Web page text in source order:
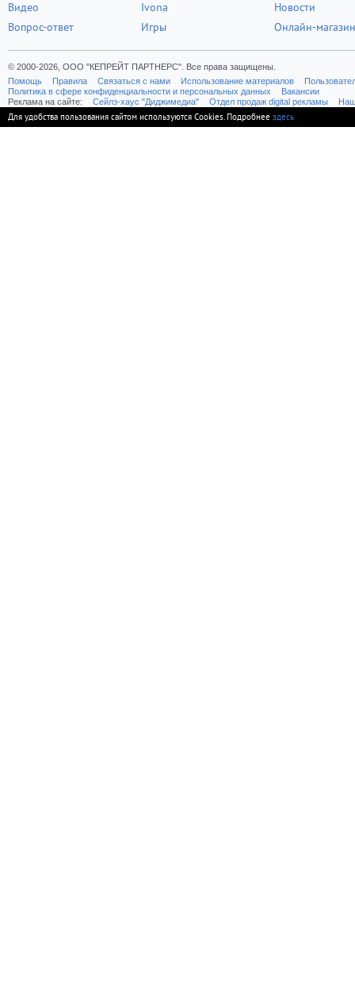
Видео
Вопрос-ответ
Ivona
Игры
Новости
Онлайн-магазин
© 2000-2026, ООО "КЕПРЕЙТ ПАРТНЕРС". Все права защищены.
Помощь
Правила Связаться с нами Использование материалов
Политика в сфере конфиденциальности и персональных данных
Вакансии
Реклама на сайте:
Cейлз-хаус "Диджимедиа" Отдел продаж digital рекламы
Для удобства пользования сайтом используются Cookies. Подробнее здесь